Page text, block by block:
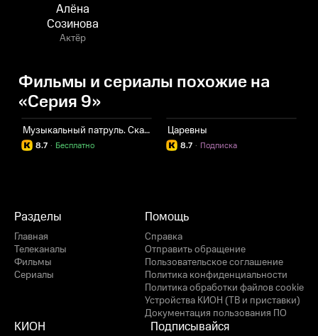
Алёна
Созинова
Актёр
Фильмы и сериалы похожие на
«Серия 9»
Музыкальный патруль. Сказочные песни
8.7 Бесплатно
·
Царевны
8.7 Подписка
·
Разделы
Главная
Телеканалы
Фильмы
Сериалы
Помощь
Справка
Отправить обращение
Пользовательское соглашение
Политика конфиденциальности
Политика обработки файлов cookie
Устройства КИОН (ТВ и приставки)
Документация пользования ПО
КИОН Подписывайся